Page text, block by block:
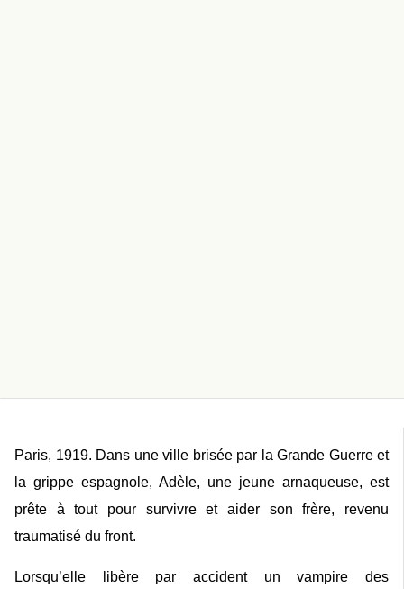
Paris, 1919. Dans une ville brisée par la Grande Guerre et
la grippe espagnole, Adèle, une jeune arnaqueuse, est
prête à tout pour survivre et aider son frère, revenu
traumatisé du front.
Lorsqu’elle libère par accident un vampire des